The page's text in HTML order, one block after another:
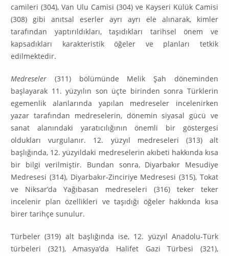
camileri (304), Van Ulu Camisi (304) ve Kayseri Külük Camisi
(308) gibi anıtsal eserler ayrı ayrı ele alınarak, kimler
tarafından yaptırıldıkları, taşıdıkları tarih­sel önem ve
kapsadıkları karakteristik öğeler ve planları tetkik
edilmektedir.
Medreseler (311) bölümünde Melik Şah döneminden
başlayarak 11. yüzyılın son üçte birinden sonra Türklerin
egemenlik alanlarında yapılan med­reseler incelenirken
yazar tarafından medreselerin, dönemin siyasal gücü ve
sanat alanındaki yaratıcılığının önemli bir göstergesi
oldukları vur­gulanır. 12. yüzyıl medreseleri (313) alt
başlığında, 12. yüzyıldaki medresele­rin akıbeti hakkında kısa
bir bilgi verilmiştir. Bundan sonra, Diyarbakır Mesu­diye
Medresesi (314), Diyarbakır-Zinciriye Medresesi (315), Tokat
ve Nik­sar’da Yağıbasan medreseleri (316) teker teker
incelenir plan özellikleri ve taşıdığı öğeler hakkında kısa
birer tarihçe sunulur.
Türbeler (319) alt başlığında ise, 12. yüzyıl Anadolu-Türk
türbeleri (321), Amasya’da Halifet Gazi Türbesi (321),